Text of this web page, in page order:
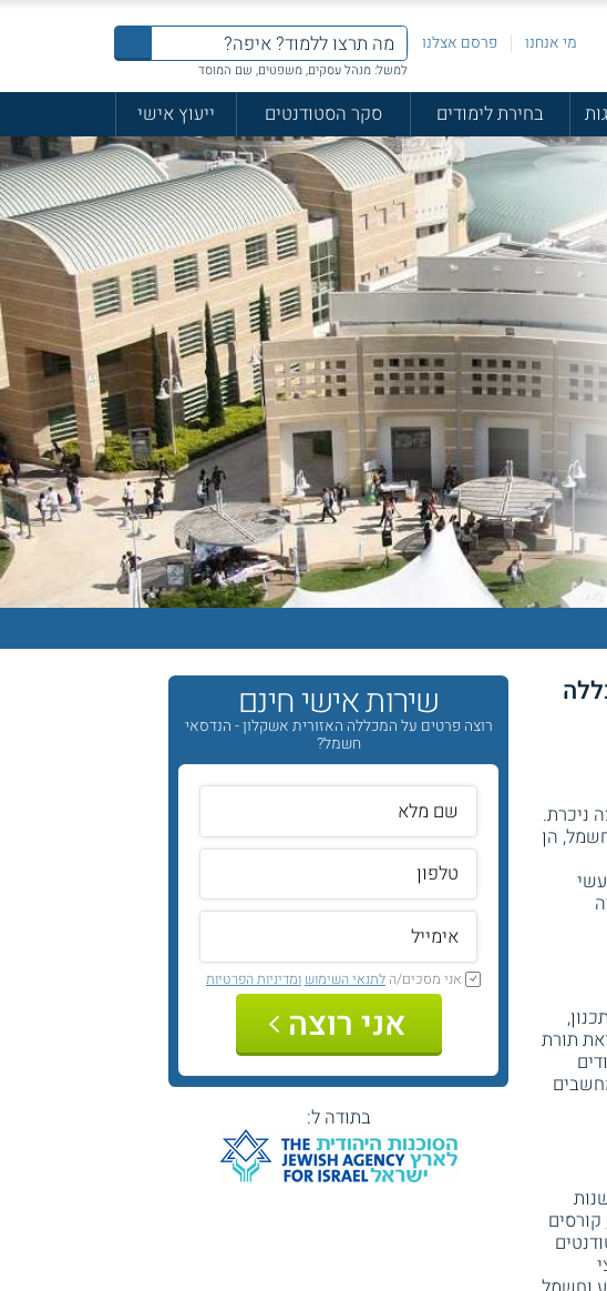
מי אנחנו פרסם אצלנו
למשל: מנהל עסקים, משפטים, שם המוסד
בחירת לימודים סקר הסטודנטים
ייעוץ אישי
ניכרת.
הן
תורת
שירות אישי חינם
רוצה פרטים על המכללה האזורית אשקלון - הנדסאי
חשמל?
אני מסכים/הלתנאי השימוש ומדיניות הפרטיות
אני רוצה
בתודה ל: